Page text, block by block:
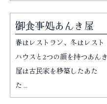
御食事処あんき屋
春はレストラン、冬はレスト
ハウスと2つの顔を持つあんき
屋は古民家を移築したあた
た…